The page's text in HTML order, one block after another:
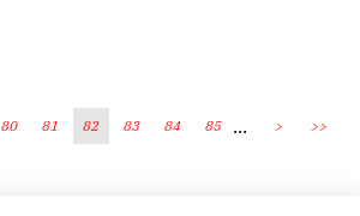
80 81 82 83 84 85 ... > >>